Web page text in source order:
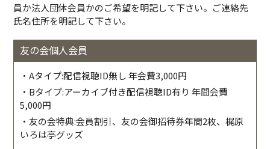
員か法人団体会員かのご希望を明記して下さい。ご連絡先
氏名住所を明記して下さい。
友の会個人会員
・Aタイプ:配信視聴ID無し 年会費3,000円
・Bタイプ:アーカイブ付き配信視聴ID有り 年間会費
5,000円
・友の会特典:会員割引、友の会御招待券年間2枚、梶原
いろは亭グッズ